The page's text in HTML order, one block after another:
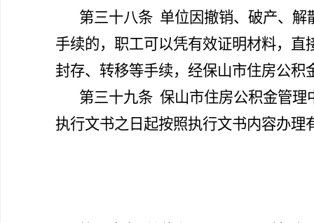
第三十八条 单位因撤销、破产、解
手续的，职工可以凭有效证明材料，
封存、转移等手续，经保山市住房公积
第三十九条 保山市住房公积金管理
执行文书之日起按照执行文书内容办理